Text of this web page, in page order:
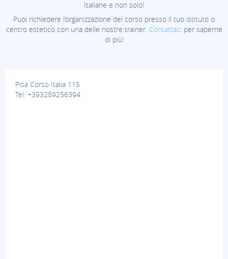
Italiane e non solo!
Puoi richiedere l’organizzazione del corso presso il tuo istituto o
centro estetico con una delle nostre trainer. Contattaci per saperne
di più!
Pisa Corso Italia 115
Tel: +393289256394